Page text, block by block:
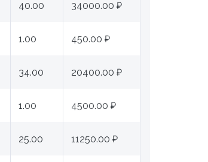
40.00 34000.00 ₽
1.00 450.00 ₽
34.00 20400.00 ₽
1.00 4500.00 ₽
25.00 11250.00 ₽